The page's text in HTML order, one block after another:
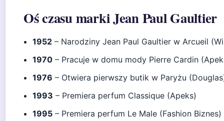
Oś czasu marki Jean Paul Gaultier
1952 – Narodziny Jean Paul Gaultier w Arcueil
1970 – Pracuje w domu mody Pierre Cardin
1976 – Otwiera pierwszy butik w Paryżu
1993 – Premiera perfum Classique (Apeks)
1995 – Premiera perfum Le Male (Fashion Biznes)